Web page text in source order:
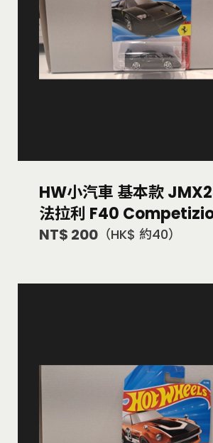
HW小汽車 基本款
法拉利 F40
NT$ 200 （HK$ 約40）